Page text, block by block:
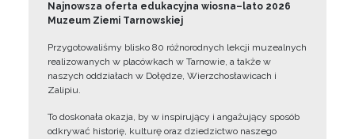
Najnowsza oferta edukacyjna wiosna–lato 2026
Muzeum Ziemi Tarnowskiej
Przygotowaliśmy blisko 80 różnorodnych lekcji muzealnych
realizowanych w placówkach w Tarnowie, a także w
naszych oddziałach w Dołędze, Wierzchosławicach i
Zalipiu.
To doskonała okazja, by w inspirujący i angażujący sposób
odkrywać historię, kulturę oraz dziedzictwo naszego